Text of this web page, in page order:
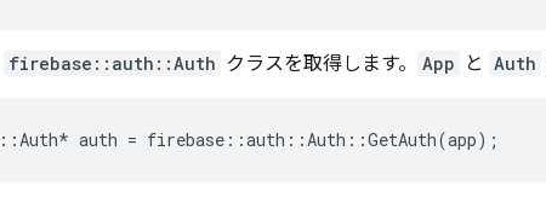
firebase::auth::Auth クラスを取得します。 App と Auth
::Auth* auth = firebase ::auth ::Auth ::GetAuth(app);